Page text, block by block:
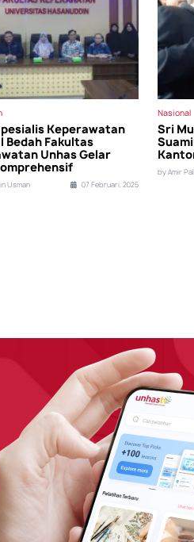
Keperawatan
Bedah Fakultas
Unhas Gelar
Usman 07 Februari, 2025
Nasional
Sri
by Amir